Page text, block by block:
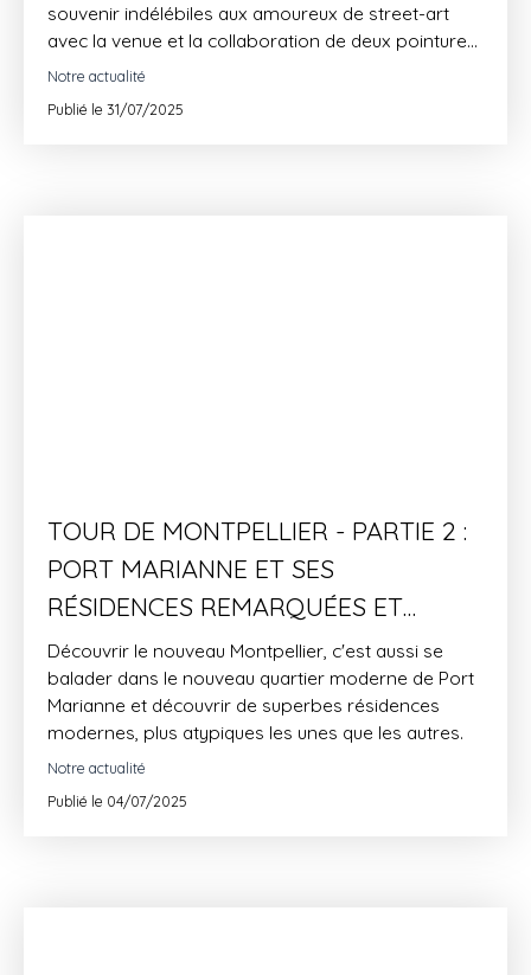
souvenir indélébiles aux amoureux de street-art
avec la venue et la collaboration de deux pointures
de cet art : André SARAIVA et MODE2.
Notre actualité
Publié le 31/07/2025
TOUR DE MONTPELLIER - PARTIE 2 :
PORT MARIANNE ET SES
RÉSIDENCES REMARQUÉES ET
REMARQUABLES
Découvrir le nouveau Montpellier, c'est aussi se
balader dans le nouveau quartier moderne de Port
Marianne et découvrir de superbes résidences
modernes, plus atypiques les unes que les autres.
Notre actualité
Publié le 04/07/2025